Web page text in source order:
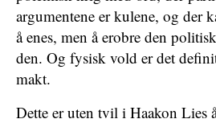
argumentene er kulene, og der
å enes, men å erobre den
den. Og fysisk vold er det
makt.
Dette er uten tvil i Haakon Lies